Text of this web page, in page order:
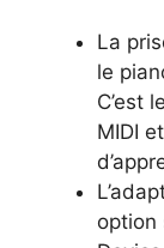
La
le
C’est
MIDI
option